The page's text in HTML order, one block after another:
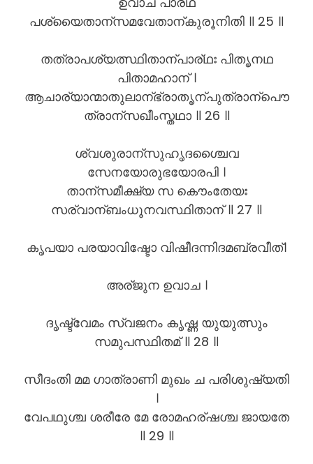
പശ്യൈതാന്സമവേതാന്കുരൂനിതി ॥ 25 ॥
തത്രാപശ്യത്സ്ഥിതാന്പാര്ഥഃ പിതൄനഥ
പിതാമഹാന് ।
ആചാര്യാന്മാതുലാന്ഭ്രാതൄന്പുത്രാന്പൌ
ത്രാന്സഖീംസ്തഥാ ॥ 26 ॥
ശ്വശുരാന്സുഹൃദശ്ചൈവ
സേനയോരുഭയോരപി ।
താന്സമീക്ഷ്യ സ കൌംതേയഃ
സര്വാന്ബംധൂനവസ്ഥിതാന് ॥ 27 ॥
കൃപയാ പരയാവിഷ്ടോ വിഷീദന്നിദമബ്രവീത്।
അര്ജുന ഉവാച ।
ദൃഷ്ട്വേമം സ്വജനം കൃഷ്ണ യുയുത്സും
സമുപസ്ഥിതമ് ॥ 28 ॥
സീദംതി മമ ഗാത്രാണി മുഖം ച പരിശുഷ്യതി
।
വേപഥുശ്ച ശരീരേ മേ രോമഹര്ഷശ്ച ജായതേ
॥ 29 ॥